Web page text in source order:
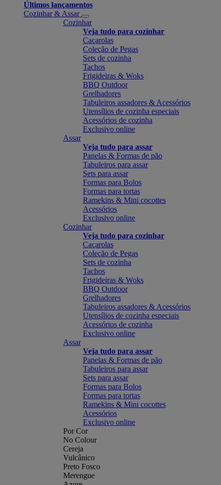
Últimos lançamentos
Cozinhar & Assar
Cozinhar
Veja tudo para cozinhar
Caçarolas
Coleção de Pegas
Sets de cozinha
Tachos
Frigideiras & Woks
BBQ Outdoor
Grelhadores
Tabuleiros assadores & Acessórios
Utensílios de cozinha especiais
Acessórios de cozinha
Exclusivo online
Assar
Veja tudo para assar
Panelas & Formas de pão
Tabuleiros para assar
Sets para assar
Formas para Bolos
Formas para tortas
Ramekins & Mini cocottes
Acessórios
Exclusivo online
Cozinhar
Veja tudo para cozinhar
Caçarolas
Coleção de Pegas
Sets de cozinha
Tachos
Frigideiras & Woks
BBQ Outdoor
Grelhadores
Tabuleiros assadores & Acessórios
Utensílios de cozinha especiais
Acessórios de cozinha
Exclusivo online
Assar
Veja tudo para assar
Panelas & Formas de pão
Tabuleiros para assar
Sets para assar
Formas para Bolos
Formas para tortas
Ramekins & Mini cocottes
Acessórios
Exclusivo online
Por Cor
No Colour
Cereja
Vulcânico
Preto Fosco
Merengue